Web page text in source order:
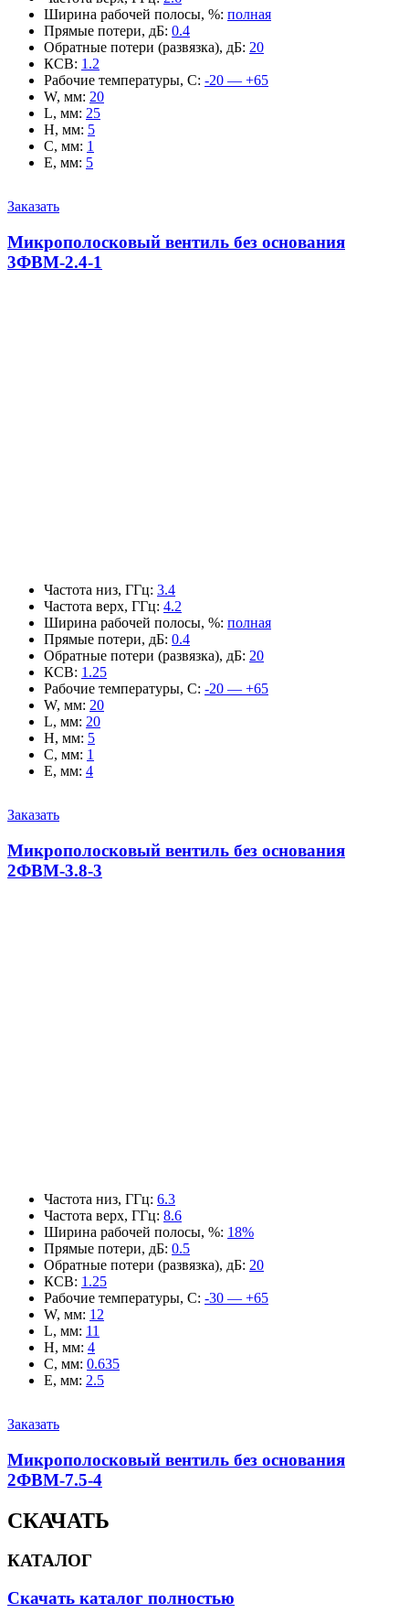
Ширина рабочей полосы, %: полная
Прямые потери, дБ: 0.4
Обратные потери (развязка), дБ: 20
КСВ: 1.2
Рабочие температуры, С: -20 — +65
W, мм: 20
L, мм: 25
H, мм: 5
C, мм: 1
E, мм: 5
Заказать
Микрополосковый вентиль без основания
3ФВМ-2.4-1
Частота низ, ГГц: 3.4
Частота верх, ГГц: 4.2
Ширина рабочей полосы, %: полная
Прямые потери, дБ: 0.4
Обратные потери (развязка), дБ: 20
КСВ: 1.25
Рабочие температуры, С: -20 — +65
W, мм: 20
L, мм: 20
H, мм: 5
C, мм: 1
E, мм: 4
Заказать
Микрополосковый вентиль без основания
2ФВМ-3.8-3
Частота низ, ГГц: 6.3
Частота верх, ГГц: 8.6
Ширина рабочей полосы, %: 18%
Прямые потери, дБ: 0.5
Обратные потери (развязка), дБ: 20
КСВ: 1.25
Рабочие температуры, С: -30 — +65
W, мм: 12
L, мм: 11
H, мм: 4
C, мм: 0.635
E, мм: 2.5
Заказать
Микрополосковый вентиль без основания
2ФВМ-7.5-4
СКАЧАТЬ
КАТАЛОГ
Скачать каталог полностью